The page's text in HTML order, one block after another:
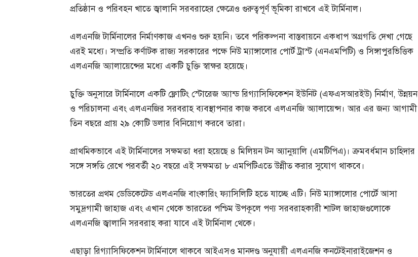
প্রতিষ্ঠান ও পরিবহন খাতে জ্বালানি সরবরাহের ক্ষেত্রেও গুরুত্বপূর্ণ ভূমিকা রাখবে এই টার্মিনাল।
এলএনজি টার্মিনালের নির্মাণকাজ এখনও শুরু হয়নি। তবে পরিকল্পনা বাস্তবায়নে একধাপ অগ্রগতি দেখা গেছে
এরই মধ্যে। সম্প্রতি কর্ণাটক রাজ্য সরকারের পক্ষে নিউ ম্যাঙ্গালোর পোর্ট ট্রাস্ট (এনএমপিটি) ও সিঙ্গাপুরভিত্তিক
এলএনজি অ্যালায়েন্সের মধ্যে একটি চুক্তি স্বাক্ষর হয়েছে।
চুক্তি অনুসারে টার্মিনালে একটি ফ্লোটিং স্টোরেজ অ্যান্ড রিগ্যাসিফিকেশন ইউনিট (এফএসআরইউ) নির্মাণ, উন্নয়ন
ও পরিচালনা এবং এলএনজির সরবরাহ ব্যবস্থাপনার কাজ করবে এলএনজি অ্যালায়েন্স। আর এর জন্য আগামী
তিন বছরে প্রায় ২৯ কোটি ডলার বিনিয়োগ করবে তারা।
প্রাথমিকভাবে এই টার্মিনালের সক্ষমতা ধরা হয়েছে ৪ মিলিয়ন টন অ্যানুয়ালি (এমটিপিএ)। ক্রমবর্ধমান চাহিদার
সঙ্গে সঙ্গতি রেখে পরবর্তী ২০ বছরে এই সক্ষমতা ৮ এমপিটিএতে উন্নীত করার সুযোগ থাকবে।
ভারতের প্রথম ডেডিকেটেড এলএনজি বাংকারিং ফ্যাসিলিটি হতে যাচ্ছে এটি। নিউ ম্যাঙ্গালোর পোর্টে আসা
সমুদ্রগামী জাহাজ এবং এখান থেকে ভারতের পশ্চিম উপকূলে পণ্য সরবরাহকারী শাটল জাহাজগুলোকে
এলএনজি জ্বালানি সরবরাহ করা যাবে এই টার্মিনাল থেকে।
এছাড়া রিগ্যাসিফিকেশন টার্মিনালে থাকবে আইএসও মানদণ্ড অনুযায়ী এলএনজি কনটেইনারাইজেশন ও